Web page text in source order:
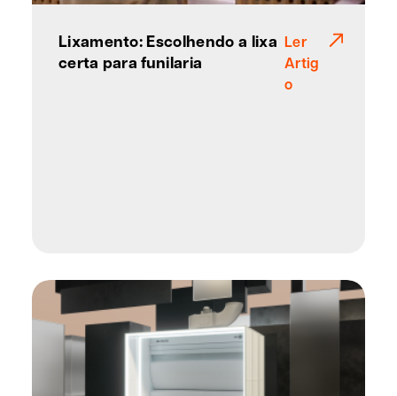
Lixamento: Escolhendo a lixa
certa para funilaria
Ler
Artig
o